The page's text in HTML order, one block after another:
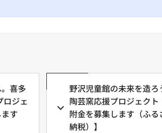
喜多
ロジェ
す
野沢児童館の未来を造ろ
陶芸窯応援プロジェクト
附金を募集します（ふる
納税）】